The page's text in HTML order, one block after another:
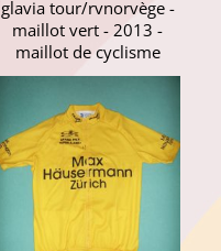
glavia tour/rvnorvège -
maillot vert - 2013 -
maillot de cyclisme